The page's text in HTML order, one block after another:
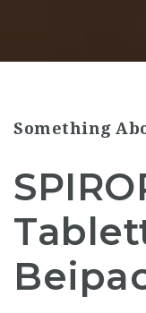
Something